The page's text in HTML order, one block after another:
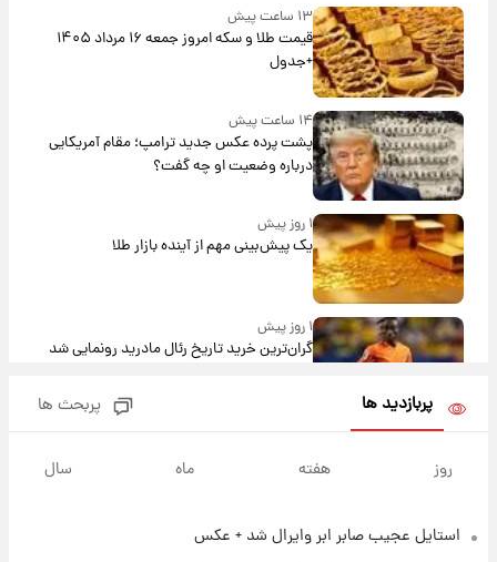
۱۳ ساعت پیش
قیمت طلا و سکه امروز جمعه ۱۶ مرداد ۱۴۰۵
+جدول
۱۴ ساعت پیش
پشت پرده عکس جدید ترامپ؛ مقام آمریکایی
درباره وضعیت او چه گفت؟
۱ روز پیش
یک پیش‌بینی مهم از آینده بازار طلا
۱ روز پیش
گران‌ترین خرید تاریخ رئال مادرید رونمایی شد
روزها پربارش‌تر خواهند بود؟
۱ روز پیش
پربازدید ها پربحث ها
روز هفته ماه سال
استایل عجیب صابر ابر وایرال شد + عکس